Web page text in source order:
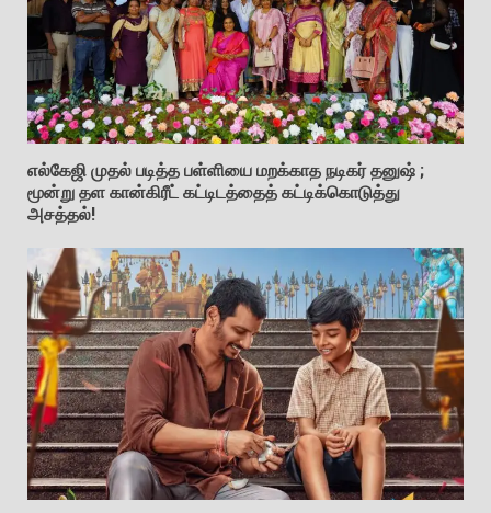
எல்கேஜி முதல் படித்த பள்ளியை மறக்காத நடிகர் தனுஷ் ;
மூன்று தள கான்கிரீட் கட்டிடத்தைத் கட்டிக்கொடுத்து
அசத்தல்!